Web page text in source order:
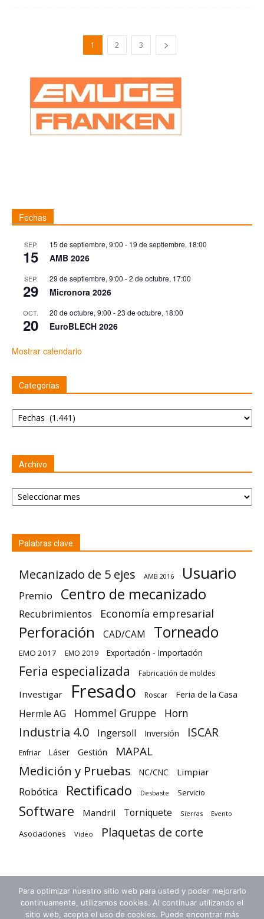
1 2 3
Fechas
SEP.
15
15 de septiembre, 9:00 - 19 de septiembre, 18:00
AMB 2026
SEP.
29
29 de septiembre, 9:00 -2 de octubre, 17:00
Micronora 2026
OCT.
20
20 de octubre, 9:00 -23 de octubre, 18:00
EuroBLECH 2026
Mostrar calendario
Categorías
Categorías
Archivo
Archivo
Palabras clave
Mecanizado de 5 ejes AMB 2016 Usuario
Premio Centro de mecanizado
Recubrimientos Economía empresarial
Perforación CAD/CAM Torneado
EMO 2017 EMO 2019 Exportación - Importación
Feria especializada Fabricación de moldes
Investigar Fresado Roscar Feria de la Casa
Hermle AG Hommel Gruppe Horn
Industria 4.0 Ingersoll Inversión ISCAR
Enfriar Láser Gestión MAPAL
Medición y Pruebas NC/CNC Limpiar
Robótica Rectificado Desbaste Servicio
Software Mandril Torniquete Sierras Evento
Asociaciones Video Plaquetas de corte
Para optimizar nuestro sitio web para usted y poder mejorarlo
continuamente, utilizamos cookies. Al continuar utilizando el
sitio web, acepta el uso de cookies. Puede encontrar más